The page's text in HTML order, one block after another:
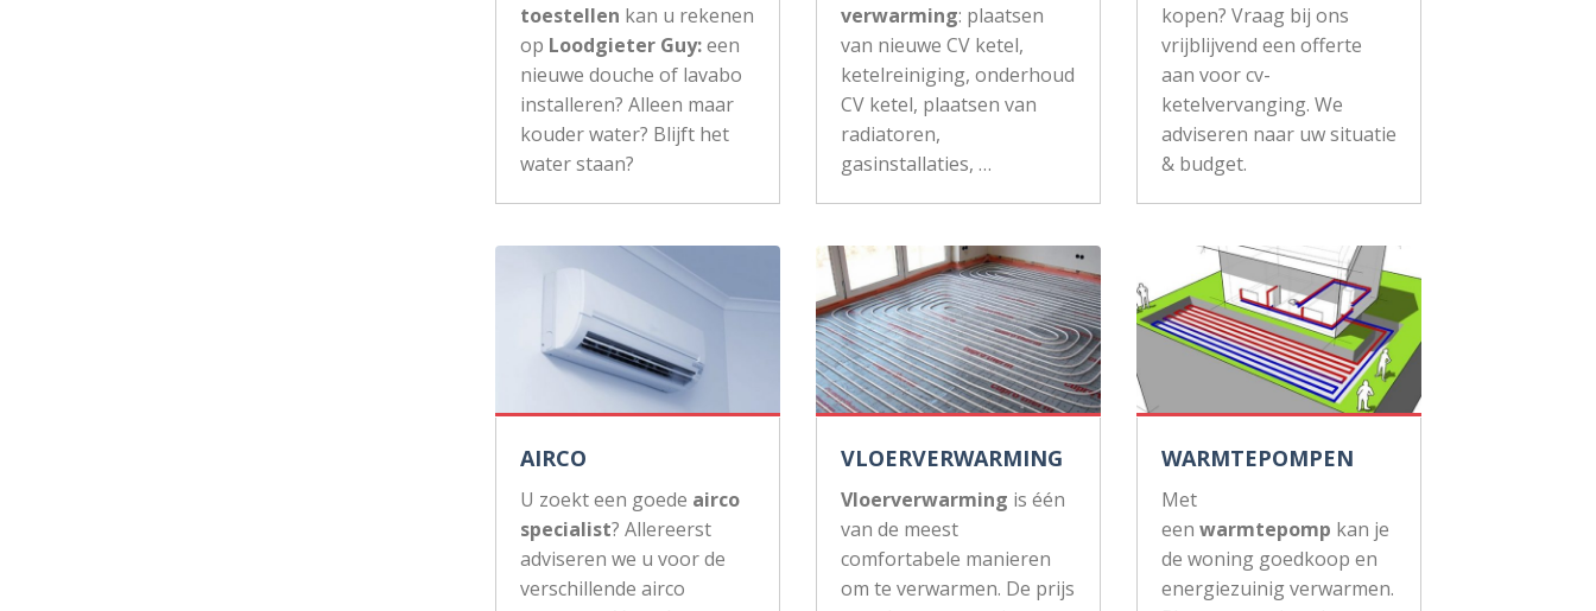
toestellen kan u rekenen
op Loodgieter Guy:een
nieuwe douche of lavabo
installeren? Alleen maar
kouder water? Blijft het
water staan?
verwarming: plaatsen
van nieuwe CV ketel,
ketelreiniging, onderhoud
CV ketel, plaatsen van
radiatoren,
gasinstallaties, …
kopen? Vraag bij ons
vrijblijvend een offerte
aan voor cv-
ketelvervanging. We
adviseren naar uw situatie
& budget.
AIRCO
U zoekt een goede airco
specialist? Allereerst
adviseren we u voor de
verschillende airco
VLOERVERWARMING
Vloerverwarming is één
van de meest
comfortabele manieren
om te verwarmen. De prijs
WARMTEPOMPEN
Met
een warmtepomp kan je
de woning goedkoop en
energiezuinig verwarmen.